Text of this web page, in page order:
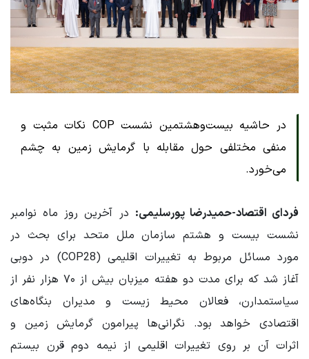
در حاشیه بیست‌وهشتمین نشست COP نکات مثبت و
منفی مختلفی حول مقابله با گرمایش زمین به چشم
می‌خورد.
فردای اقتصاد-حمیدرضا پورسلیمی: در آخرین روز ماه نوامبر
نشست بیست و هشتم سازمان ملل متحد برای بحث در
مورد مسائل مربوط به تغییرات اقلیمی (COP28) در دوبی
آغاز شد که برای مدت دو هفته میزبان بیش از ۷۰ هزار نفر از
سیاستمدارن، فعالان محیط زیست و مدیران بنگاه‌های
اقتصادی خواهد بود. نگرانی‌ها پیرامون گرمایش زمین و
اثرات آن بر روی تغییرات اقلیمی از نیمه دوم قرن بیستم